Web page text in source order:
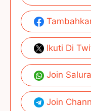
Ikuti Di
Join
Join